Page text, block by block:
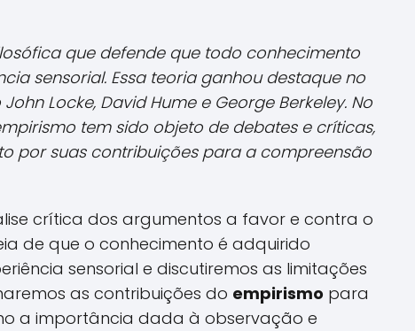
que defende que todo conhecimento
sensorial. Essa teoria ganhou destaque no
Locke, David Hume e George Berkeley. No
tem sido objeto de debates e críticas,
por suas contribuições para a compreensão
crítica dos argumentos a favor e contra o
de que o conhecimento é adquirido
sensorial e discutiremos as limitações
as contribuições do empirismo para
a importância dada à observação e